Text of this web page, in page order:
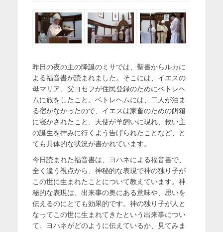
昨日の夜の主の降誕のミサでは、聖書からルカに
よる福音書が読まれました。そこには、イエスの
母マリア、父ヨセフが住民登録のためにベトレヘ
ムに旅をしたこと。ベトレヘムには、二人が泊ま
る宿がなかったので、イエスは家畜のための餌箱
に寝かされたこと、天使が羊飼いに現れ、救い主
の誕生を拝みに行くよう告げられたことなど、と
ても具体的な状況が書かれています。
今日読まれた福音書は、ヨハネによる福音書で、
全く違う視点から、神秘的な表現で神の独り子が
この世に生まれたことについて教えています。神
秘的な表現は、出来事の奥にある意味や、思いを
伝えるのにとても効果的です。神の独り子が人と
なってこの世に生まれてきたという出来事につい
て、ヨハネがどのように伝えているか、見てみま